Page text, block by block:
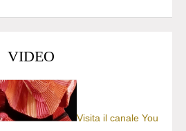
VIDEO
Visita il canale You